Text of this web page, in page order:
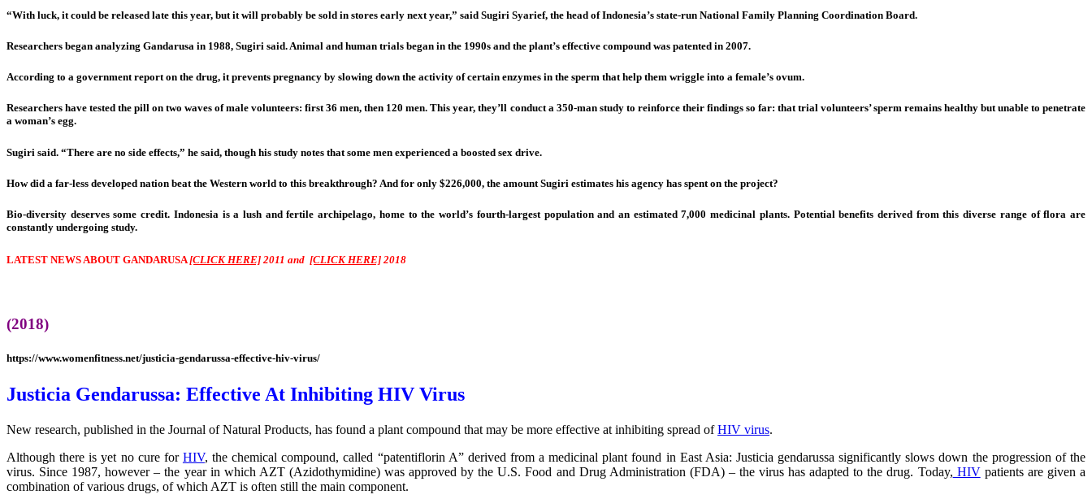
“With luck, it could be released late this year, but it will probably be sold in stores early next year,” said Sugiri Syarief, the head of Indonesia’s state-run National Family Planning Coordination Board.
Researchers began analyzing Gandarusa in 1988, Sugiri said. Animal and human trials began in the 1990s and the plant’s effective compound was patented in 2007.
According to a government report on the drug, it prevents pregnancy by slowing down the activity of certain enzymes in the sperm that help them wriggle into a female’s ovum.
Researchers have tested the pill on two waves of male volunteers: first 36 men, then 120 men. This year, they’ll conduct a 350-man study to reinforce their findings so far: that trial volunteers’ sperm remains healthy but unable to penetrate
a woman’s egg.
Sugiri said. “There are no side effects,” he said, though his study notes that some men experienced a boosted sex drive.
How did a far-less developed nation beat the Western world to this breakthrough? And for only $226,000, the amount Sugiri estimates his agency has spent on the project?
Bio-diversity deserves some credit. Indonesia is a lush and fertile archipelago, home to the world’s fourth-largest population and an estimated 7,000 medicinal plants. Potential benefits derived from this diverse range of flora are
constantly undergoing study.
LATEST NEWS ABOUT GANDARUSA[CLICK HERE] 2011 and [CLICK HERE] 2018
(2018)
https://www.womenfitness.net/justicia-gendarussa-effective-hiv-virus/
Justicia Gendarussa: Effective At Inhibiting HIV Virus
New research, published in the Journal of Natural Products, has found a plant compound that may be more effective at inhibiting spread ofHIV virus.
Although there is yet no cure for HIV, the chemical compound, called “patentiflorin A” derived from a medicinal plant found in East Asia: Justicia gendarussa significantly slows down the progression of the
virus. Since 1987, however – the year in which AZT (Azidothymidine) was approved by the U.S. Food and Drug Administration (FDA) – the virus has adapted to the drug. Today, HIVpatients are given a
combination of various drugs, of which AZT is often still the main component.